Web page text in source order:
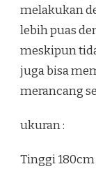
melakukan
lebih puas
meskipun
juga bisa
merancang
ukuran :
Tinggi 180cm